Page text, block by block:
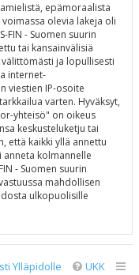
epämoraalista
olevia lakeja oli
FIN - Suomen suurin
tai kansainvälisiä
ja lopullisesti
internet-
viestien IP-osoite
varten. Hyväksyt,
yhteisö" on oikeus
keskusteluketju tai
että kaikki yllä annettu
kolmannelle
- Suomen suurin
mahdollisen
ulkopuolisille
UKK
Ylläpidolle